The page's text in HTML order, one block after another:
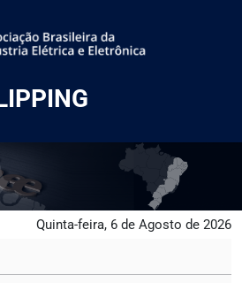
Quinta-feira, 6 de Agosto de 2026